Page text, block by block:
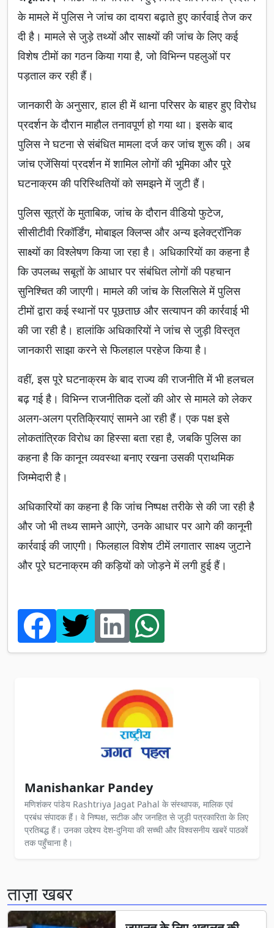
के मामले में पुलिस ने जांच का दायरा बढ़ाते हुए कार्रवाई तेज कर
दी है। मामले से जुड़े तथ्यों और साक्ष्यों की जांच के लिए कई
विशेष टीमों का गठन किया गया है, जो विभिन्न पहलुओं पर
पड़ताल कर रही हैं।
जानकारी के अनुसार, हाल ही में थाना परिसर के बाहर हुए विरोध
प्रदर्शन के दौरान माहौल तनावपूर्ण हो गया था। इसके बाद
पुलिस ने घटना से संबंधित मामला दर्ज कर जांच शुरू की। अब
जांच एजेंसियां प्रदर्शन में शामिल लोगों की भूमिका और पूरे
घटनाक्रम की परिस्थितियों को समझने में जुटी हैं।
पुलिस सूत्रों के मुताबिक, जांच के दौरान वीडियो फुटेज,
सीसीटीवी रिकॉर्डिंग, मोबाइल क्लिप्स और अन्य इलेक्ट्रॉनिक
साक्ष्यों का विश्लेषण किया जा रहा है। अधिकारियों का कहना है
कि उपलब्ध सबूतों के आधार पर संबंधित लोगों की पहचान
सुनिश्चित की जाएगी। मामले की जांच के सिलसिले में पुलिस
टीमों द्वारा कई स्थानों पर पूछताछ और सत्यापन की कार्रवाई भी
की जा रही है। हालांकि अधिकारियों ने जांच से जुड़ी विस्तृत
जानकारी साझा करने से फिलहाल परहेज किया है।
वहीं, इस पूरे घटनाक्रम के बाद राज्य की राजनीति में भी हलचल
बढ़ गई है। विभिन्न राजनीतिक दलों की ओर से मामले को लेकर
अलग-अलग प्रतिक्रियाएं सामने आ रही हैं। एक पक्ष इसे
लोकतांत्रिक विरोध का हिस्सा बता रहा है, जबकि पुलिस का
कहना है कि कानून व्यवस्था बनाए रखना उसकी प्राथमिक
जिम्मेदारी है।
अधिकारियों का कहना है कि जांच निष्पक्ष तरीके से की जा रही है
और जो भी तथ्य सामने आएंगे, उनके आधार पर आगे की कानूनी
कार्रवाई की जाएगी। फिलहाल विशेष टीमें लगातार साक्ष्य जुटाने
और पूरे घटनाक्रम की कड़ियों को जोड़ने में लगी हुई हैं।
Manishankar Pandey
मणिशंकर पांडेय Rashtriya Jagat Pahal के संस्थापक, मालिक एवं
प्रबंध संपादक हैं। वे निष्पक्ष, सटीक और जनहित से जुड़ी पत्रकारिता के लिए
प्रतिबद्ध हैं। उनका उद्देश्य देश-दुनिया की सच्ची और विश्वसनीय खबरें पाठकों
तक पहुँचाना है।
ताज़ा खबर